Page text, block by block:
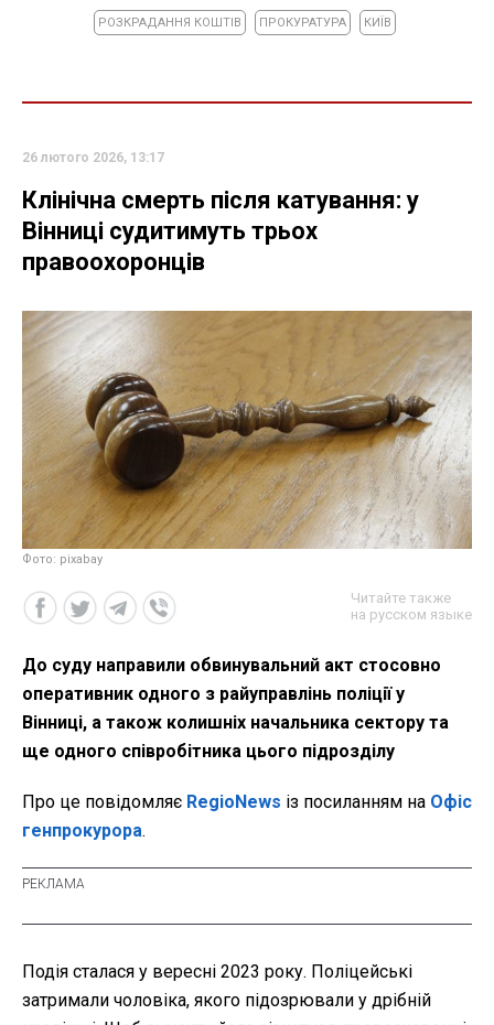
РОЗКРАДАННЯ КОШТІВ ПРОКУРАТУРА КИЇВ
26 лютого 2026, 13:17
Клінічна смерть після катування: у
Вінниці судитимуть трьох
правоохоронців
Фото: pixabay
Читайте также
на русском языке
До суду направили обвинувальний акт стосовно
оперативник одного з райуправлінь поліції у
Вінниці, а також колишніх начальника сектору та
ще одного співробітника цього підрозділу
Про це повідомляє RegioNews із посиланням на Офіс
генпрокурора.
Подія сталася у вересні 2023 року. Поліцейські
затримали чоловіка, якого підозрювали у дрібній